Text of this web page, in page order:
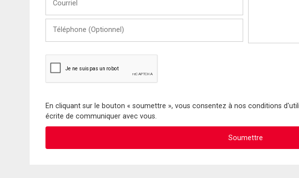
(Optionnel)
En cliquant sur le bouton « soumettre », vous consentez à nos conditions
écrite de communiquer avec vous.